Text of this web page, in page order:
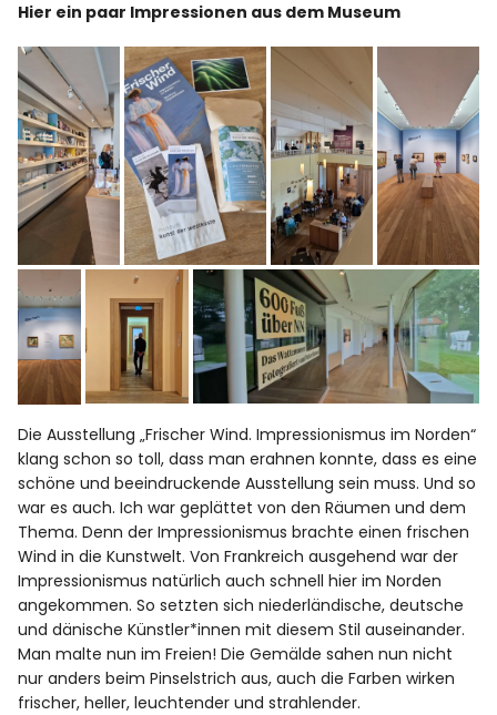
Hier ein paar Impressionen aus dem Museum
Die Ausstellung „Frischer Wind. Impressionismus im Norden“
klang schon so toll, dass man erahnen konnte, dass es eine
schöne und beeindruckende Ausstellung sein muss. Und so
war es auch. Ich war geplättet von den Räumen und dem
Thema. Denn der Impressionismus brachte einen frischen
Wind in die Kunstwelt. Von Frankreich ausgehend war der
Impressionismus natürlich auch schnell hier im Norden
angekommen. So setzten sich niederländische, deutsche
und dänische Künstler*innen mit diesem Stil auseinander.
Man malte nun im Freien! Die Gemälde sahen nun nicht
nur anders beim Pinselstrich aus, auch die Farben wirken
frischer, heller, leuchtender und strahlender.